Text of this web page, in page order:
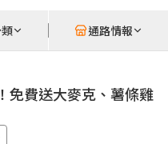
通路情報
免費送大麥克、薯條雞